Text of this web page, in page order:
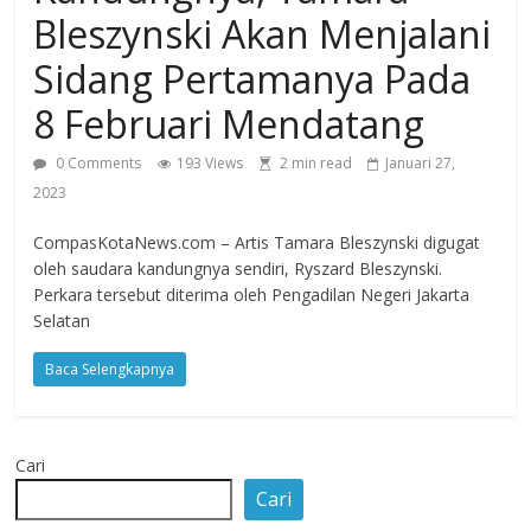
Agustus
2018
sangat
berkualitas
karena
menereapkan
standar
dalam
setiap
liputan
dan
cerdas,
Bleszynski Akan Menjalani
Sidang Pertamanya Pada
8 Februari Mendatang
0 Comments 193 Views 2 min read
Januari 27,
2023
CompasKotaNews.com – Artis Tamara Bleszynski digugat
oleh saudara kandungnya sendiri, Ryszard Bleszynski.
Perkara tersebut diterima oleh Pengadilan Negeri Jakarta
Selatan
Baca Selengkapnya
Cari
Cari